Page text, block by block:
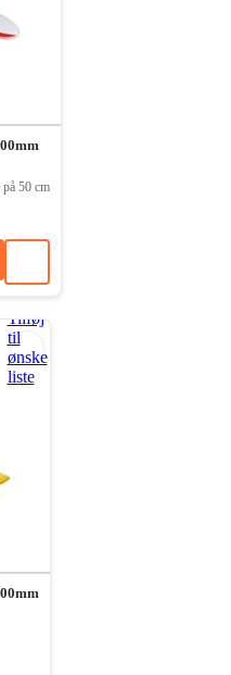
50 cm
Tilføj
til
ønske
liste